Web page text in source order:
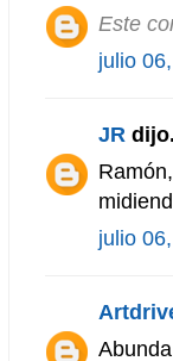
Este
julio
JR
julio